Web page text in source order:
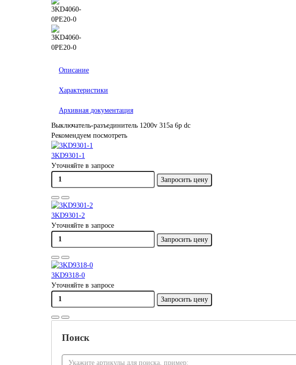
Описание
Характеристики
Архивная документация
Выключатель-разъединитель 1200v 315a 6p dc
Рекомендуем посмотреть
3KD9301-1
Уточняйте в запросе
Запросить цену
3KD9301-2
Уточняйте в запросе
Запросить цену
3KD9318-0
Уточняйте в запросе
Запросить цену
Поиск